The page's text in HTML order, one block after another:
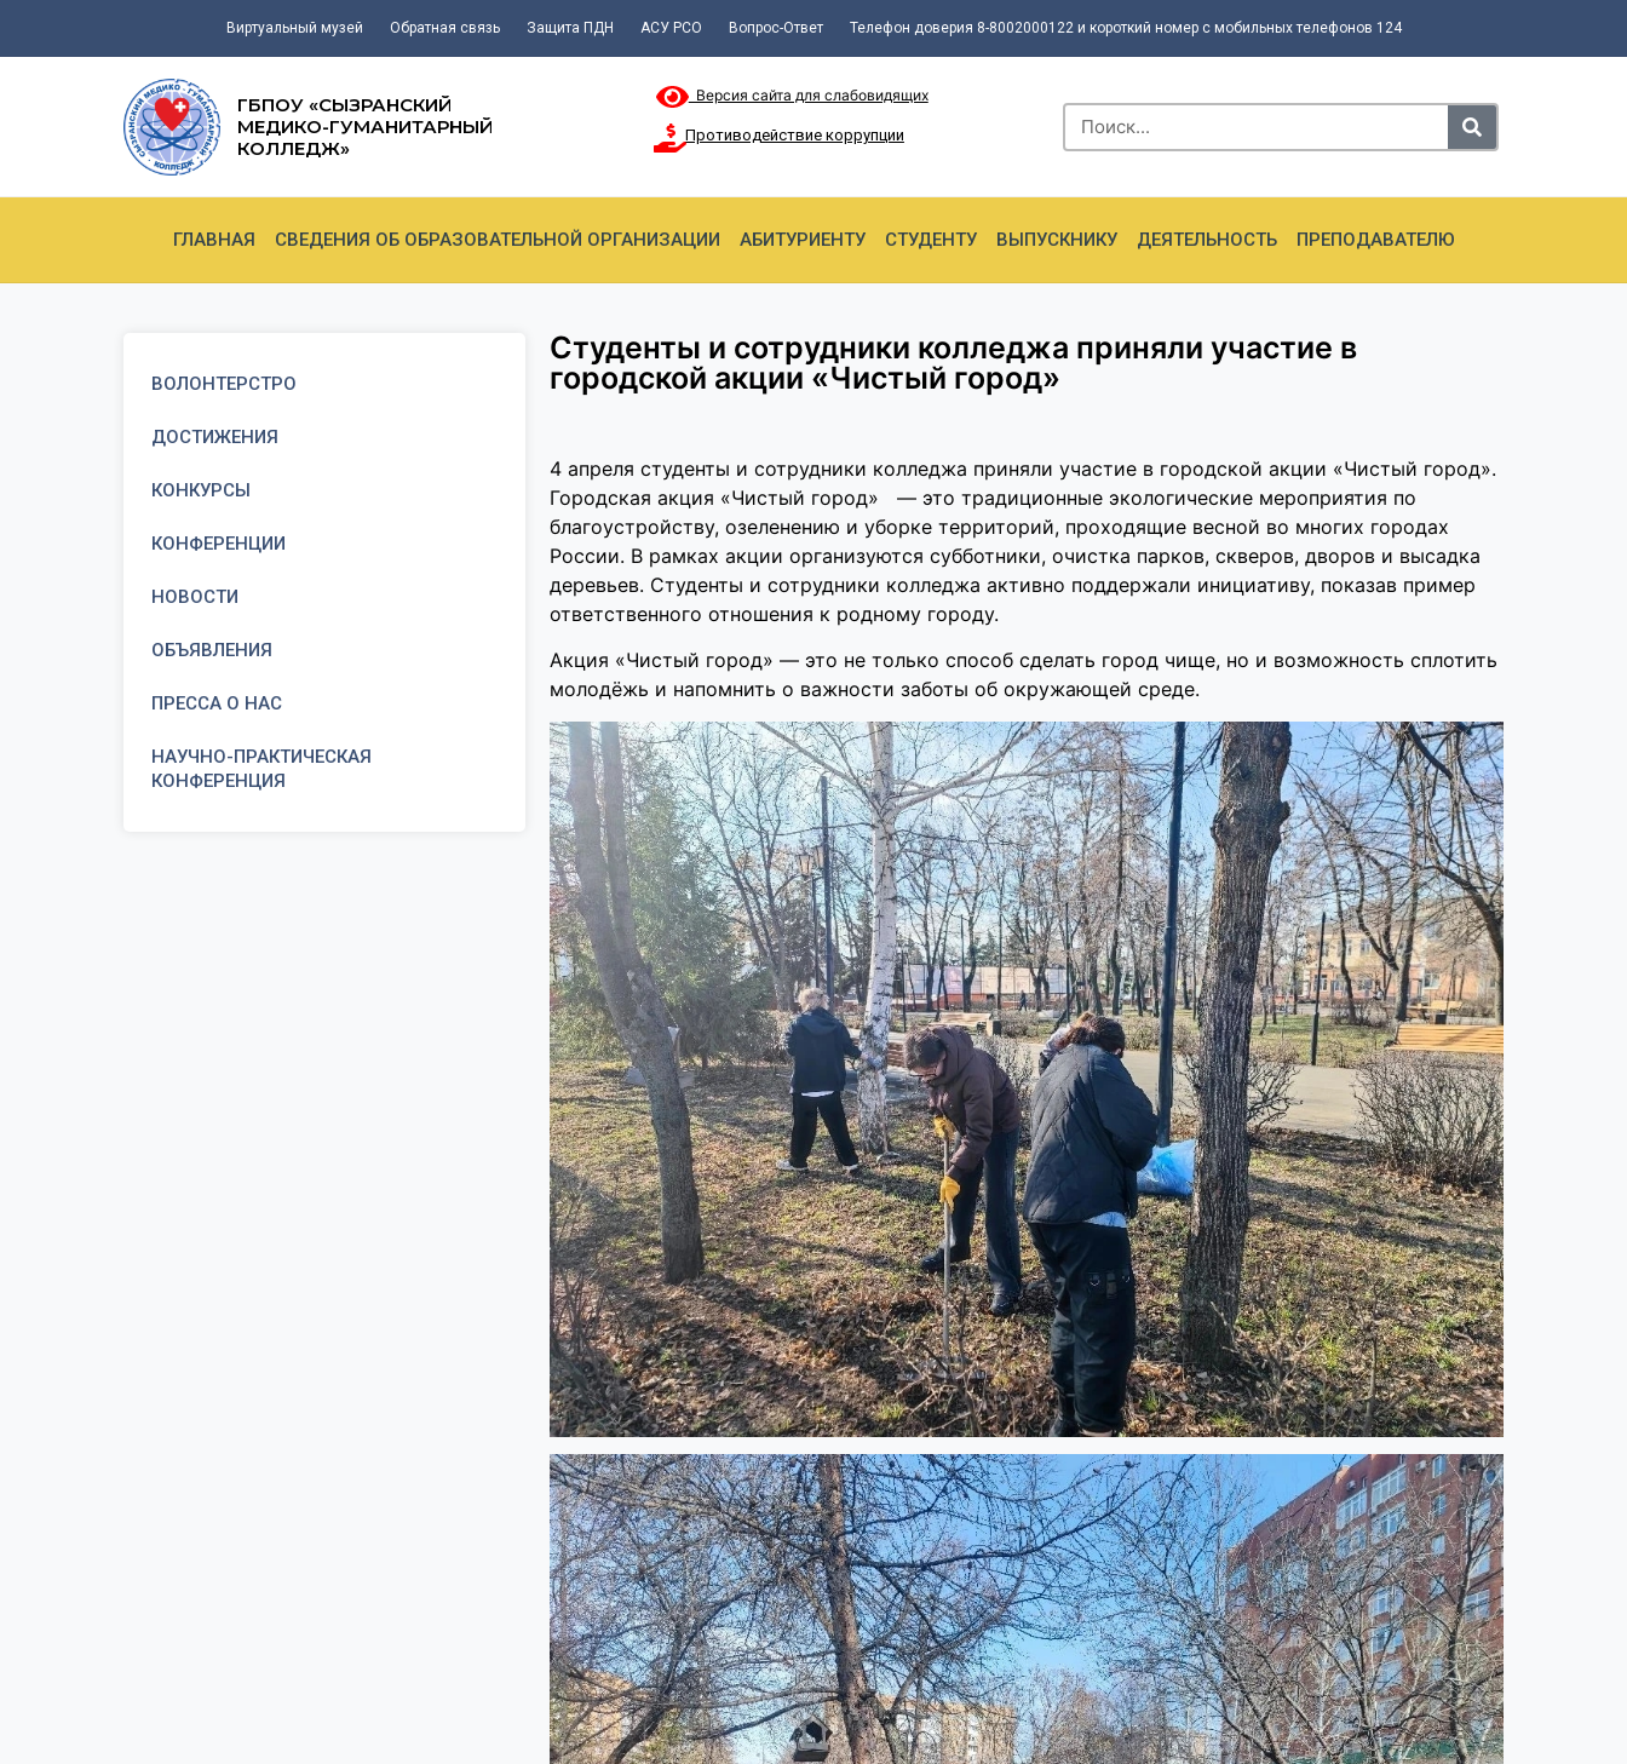
Виртуальный музей Обратная связь Защита ПДН АСУ РСО Вопрос-Ответ Телефон доверия 8-8002000122 и короткий номер с мобильных телефонов 124
ГБПОУ «СЫЗРАНСКИЙ
МЕДИКО-ГУМАНИТАРНЫЙ
КОЛЛЕДЖ»
Версия сайта для слабовидящих
Противодействие коррупции
ГЛАВНАЯ СВЕДЕНИЯ ОБ ОБРАЗОВАТЕЛЬНОЙ ОРГАНИЗАЦИИ АБИТУРИЕНТУ СТУДЕНТУ ВЫПУСКНИКУ ДЕЯТЕЛЬНОСТЬ ПРЕПОДАВАТЕЛЮ
ВОЛОНТЕРСТРО
ДОСТИЖЕНИЯ
КОНКУРСЫ
КОНФЕРЕНЦИИ
НОВОСТИ
ОБЪЯВЛЕНИЯ
ПРЕССА О НАС
НАУЧНО-ПРАКТИЧЕСКАЯ
КОНФЕРЕНЦИЯ
Студенты и сотрудники колледжа приняли участие в
городской акции «Чистый город»
4 апреля студенты и сотрудники колледжа приняли участие в городской акции «Чистый город».
Городская акция «Чистый город» — это традиционные экологические мероприятия по
благоустройству, озеленению и уборке территорий, проходящие весной во многих городах
России. В рамках акции организуются субботники, очистка парков, скверов, дворов и высадка
деревьев. Студенты и сотрудники колледжа активно поддержали инициативу, показав пример
ответственного отношения к родному городу.
Акция «Чистый город» — это не только способ сделать город чище, но и возможность сплотить
молодёжь и напомнить о важности заботы об окружающей среде.